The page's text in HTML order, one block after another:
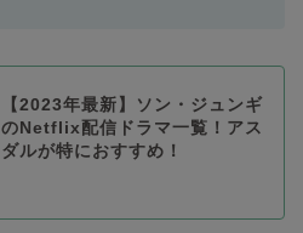
【2023年最新】ソン・ジュンギ
のNetflix配信ドラマ一覧！アス
ダルが特におすすめ！